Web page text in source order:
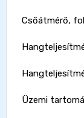
Csőátmérő,
Üzemi